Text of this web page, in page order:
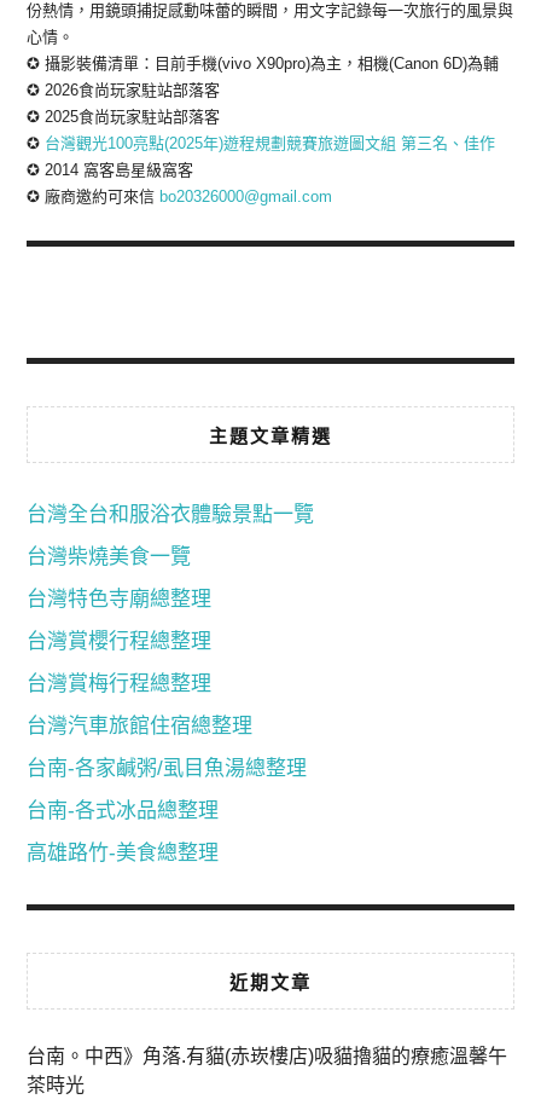
份熱情，用鏡頭捕捉感動味蕾的瞬間，用文字記錄每一次旅行的風景與
心情。
✪ 攝影裝備清單：目前手機(vivo X90pro)為主，相機(Canon 6D)為輔
✪ 2026食尚玩家駐站部落客
✪ 2025食尚玩家駐站部落客
✪ 台灣觀光100亮點(2025年)遊程規劃競賽旅遊圖文組 第三名、佳作
✪ 2014 窩客島星級窩客
✪ 廠商邀約可來信 bo20326000@gmail.com
主題文章精選
台灣全台和服浴衣體驗景點一覽
台灣柴燒美食一覽
台灣特色寺廟總整理
台灣賞櫻行程總整理
台灣賞梅行程總整理
台灣汽車旅館住宿總整理
台南-各家鹹粥/虱目魚湯總整理
台南-各式冰品總整理
高雄路竹-美食總整理
近期文章
台南。中西》角落.有貓(赤崁樓店)吸貓擼貓的療癒溫馨午
茶時光